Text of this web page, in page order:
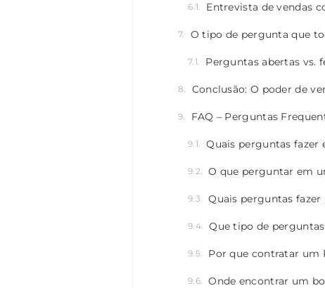
Entrevista de vendas
O tipo de pergunta que
Perguntas abertas vs.
Conclusão: O poder de
FAQ – Perguntas
Quais perguntas fazer
O que perguntar em
Quais perguntas
Que tipo de
Por que contratar um
Onde encontrar um